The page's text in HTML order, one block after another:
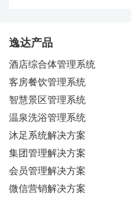
逸达产品
酒店综合体管理系统
客房餐饮管理系统
智慧景区管理系统
温泉洗浴管理系统
沐足系统解决方案
集团管理解决方案
会员管理解决方案
微信营销解决方案